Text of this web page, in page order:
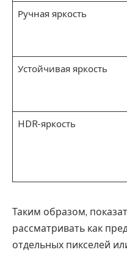
Ручная яркость
Устойчивая яркость
HDR-яркость
Таким образом,
рассматривать как
отдельных пикселей